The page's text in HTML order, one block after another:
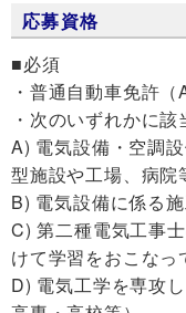
応募資格
■必須
・普通自動車免許（
・次のいずれかに
A) 電気設備・空調
型施設や工場、病院
B) 電気設備に係る
C) 第二種電気工事
けて学習をおこなっ
D) 電気工学を専攻